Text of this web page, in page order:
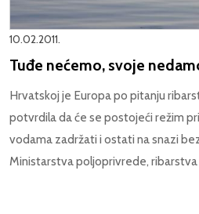
10.02.2011.
Tuđe nećemo, svoje
Hrvatskoj je Europa po pitanju
potvrdila da će se postojeći režim
vodama zadržati i ostati na snazi
Ministarstva poljoprivrede, ribarstva